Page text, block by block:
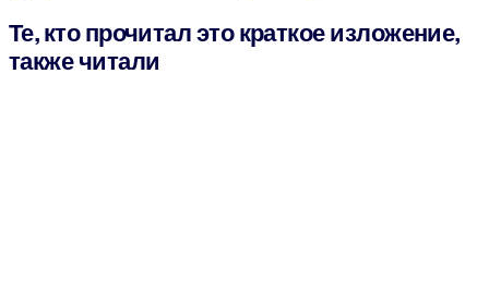
Те, кто прочитал это краткое изложение,
также читали